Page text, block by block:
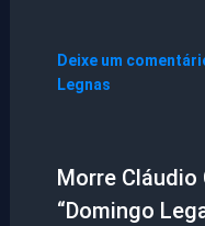
Deixe um
Legnas
Morre Cláudio
“Domingo